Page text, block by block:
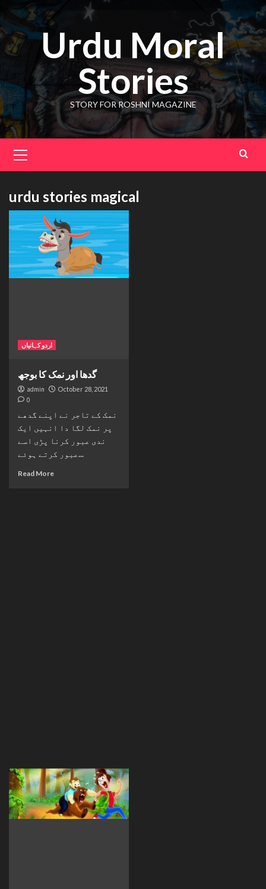
to
content
Urdu Moral
Stories
STORY FOR ROSHNI MAGAZINE
Menu
urdu stories magical
اردو کہانیاں
گدھا اور نمک کا بوجھ
admin October 28, 2021
0
نمک کے تاجر نے اپنے گدھے
پر نمک لگا دا انہیں ایک
ندی عبور کرنا پڑی اسے
عبور کرتے ہوئے...
Read More